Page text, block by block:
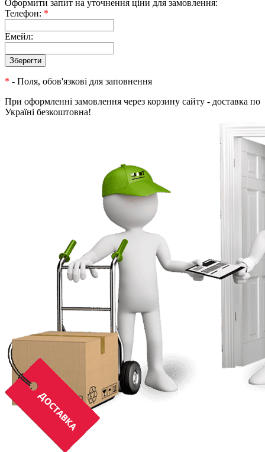
Оформити запит на уточнення ціни для замовлення:
Телефон: *
Емейл:
* - Поля, обов'язкові для заповнення
При оформленні замовлення через корзину сайту - доставка по
Україні безкоштовна!